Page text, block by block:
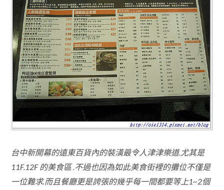
台中新開幕的遠東百貨內的裝潢最令人津津樂道.尤其是
11F.12F 的美食區 .不過也因為如此美食街裡的攤位不僅是
一位難求.而且餐廳更是誇張的幾乎每一間都要等上1~2個